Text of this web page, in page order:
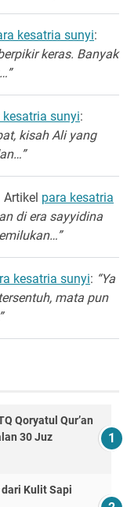
kesatria sunyi:
keras. Banyak
kesatria sunyi:
kisah Ali yang
Artikel para kesatria
di era sayyidina
kesatria sunyi: “Ya
mata pun
Qoryatul Qur’an
30 Juz
Kulit Sapi